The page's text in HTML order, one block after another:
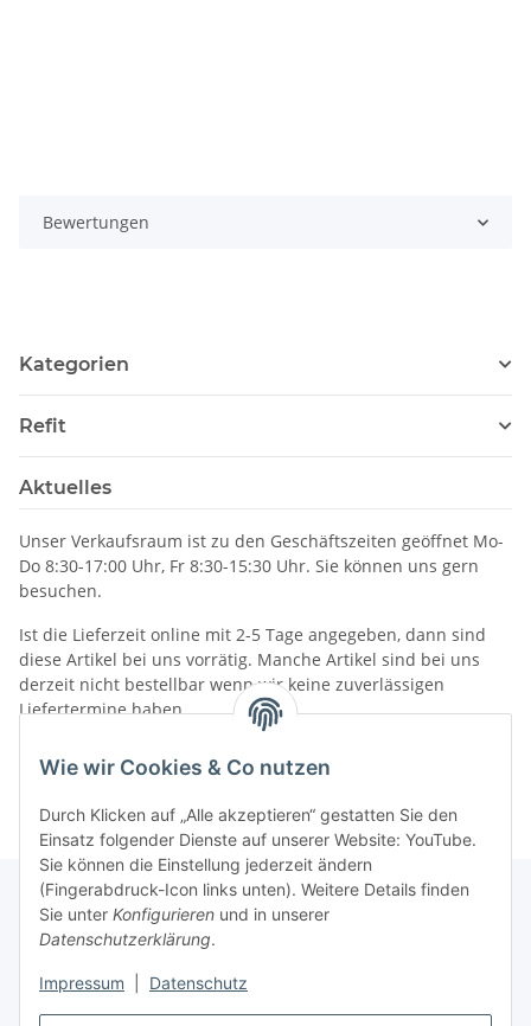
Wie wir Cookies & Co nutzen
Durch Klicken auf „Alle akzeptieren“ gestatten Sie den
Einsatz folgender Dienste auf unserer Website: YouTube.
Sie können die Einstellung jederzeit ändern
(Fingerabdruck-Icon links unten). Weitere Details finden
Sie unter Konfigurieren und in unserer
Datenschutzerklärung.
Impressum Datenschutz
Bewertungen
Kategorien
Refit
Aktuelles
Unser Verkaufsraum ist zu den Geschäftszeiten geöffnet Mo-
Do 8:30-17:00 Uhr, Fr 8:30-15:30 Uhr. Sie können uns gern
besuchen.
Ist die Lieferzeit online mit 2-5 Tage angegeben, dann sind
diese Artikel bei uns vorrätig. Manche Artikel sind bei uns
derzeit nicht bestellbar wenn wir keine zuverlässigen
Liefertermine haben.
Gesetzliche Informationen